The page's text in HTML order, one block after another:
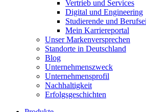
Vertrieb und Services
Digital und Engineering
Studierende und
Mein Karriereportal
Unser Markenversprechen
Standorte in Deutschland
Blog
Unternehmenszweck
Unternehmensprofil
Nachhaltigkeit
Erfolgsgeschichten